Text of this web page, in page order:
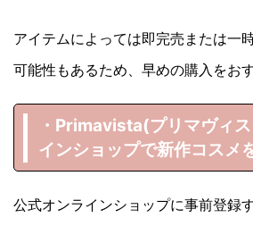
アイテムによっては即完売または一
可能性もあるため、早めの購入をお
・Primavista(プリマヴィ
インショップで新作コスメ
公式オンラインショップに事前登録